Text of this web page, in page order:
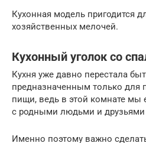
Кухонная модель пригодится
хозяйственных мелочей.
Кухонный уголок со
Кухня уже давно перестала
предназначенным только для
пищи, ведь в этой комнате мы
с родными людьми и друзьями
Именно поэтому важно